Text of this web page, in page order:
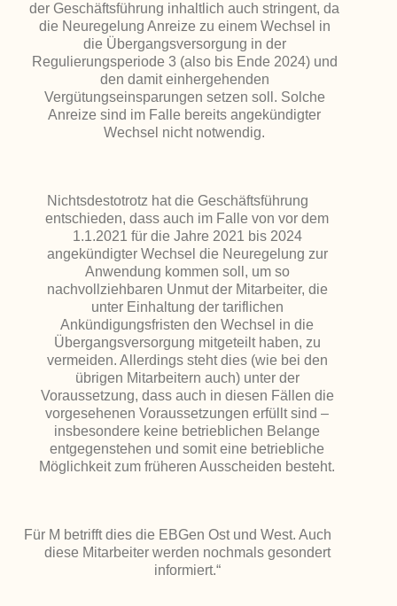
der Geschäftsführung inhaltlich auch stringent, da
die Neuregelung Anreize zu einem Wechsel in
die Übergangsversorgung in der
Regulierungsperiode 3 (also bis Ende 2024) und
den damit einhergehenden
Vergütungseinsparungen setzen soll. Solche
Anreize sind im Falle bereits angekündigter
Wechsel nicht notwendig.
Nichtsdestotrotz hat die Geschäftsführung
entschieden, dass auch im Falle von vor dem
1.1.2021 für die Jahre 2021 bis 2024
angekündigter Wechsel die Neuregelung zur
Anwendung kommen soll, um so
nachvollziehbaren Unmut der Mitarbeiter, die
unter Einhaltung der tariflichen
Ankündigungsfristen den Wechsel in die
Übergangsversorgung mitgeteilt haben, zu
vermeiden. Allerdings steht dies (wie bei den
übrigen Mitarbeitern auch) unter der
Voraussetzung, dass auch in diesen Fällen die
vorgesehenen Voraussetzungen erfüllt sind –
insbesondere keine betrieblichen Belange
entgegenstehen und somit eine betriebliche
Möglichkeit zum früheren Ausscheiden besteht.
Für M betrifft dies die EBGen Ost und West. Auch
diese Mitarbeiter werden nochmals gesondert
informiert.“